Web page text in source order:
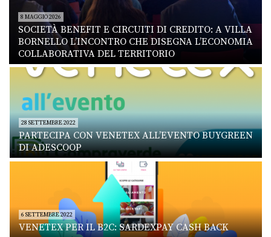
8 MAGGIO 2026
SOCIETÀ BENEFIT E CIRCUITI DI CREDITO: A VILLA
BORNELLO L’INCONTRO CHE DISEGNA L’ECONOMIA
COLLABORATIVA DEL TERRITORIO
28 SETTEMBRE 2022
PARTECIPA CON VENETEX ALL’EVENTO BUYGREEN
DI ADESCOOP
6 SETTEMBRE 2022
VENETEX PER IL B2C: SARDEXPAY CASH BACK